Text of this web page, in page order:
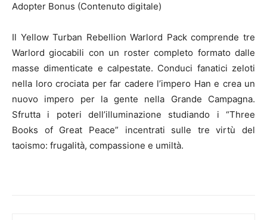
Adopter Bonus (Contenuto digitale)
Il Yellow Turban Rebellion Warlord Pack comprende tre
Warlord giocabili con un roster completo formato dalle
masse dimenticate e calpestate. Conduci fanatici zeloti
nella loro crociata per far cadere l’impero Han e crea un
nuovo impero per la gente nella Grande Campagna.
Sfrutta i poteri dell’illuminazione studiando i “Three
Books of Great Peace” incentrati sulle tre virtù del
taoismo: frugalità, compassione e umiltà.